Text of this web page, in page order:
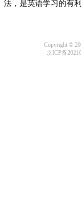
法，是英语学习的有利
Copyright ©
京ICP备